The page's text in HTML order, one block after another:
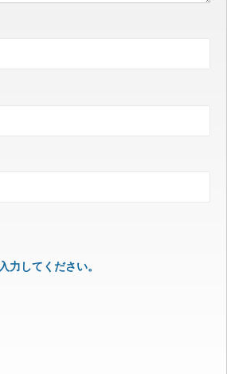
力してください。